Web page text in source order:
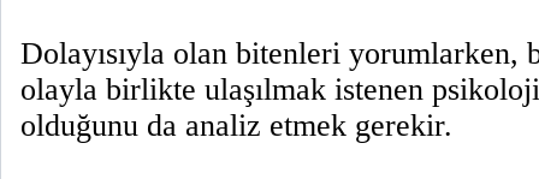
Dolayısıyla olan bitenleri yorumlarken,
olayla birlikte ulaşılmak istenen
olduğunu da analiz etmek gerekir.